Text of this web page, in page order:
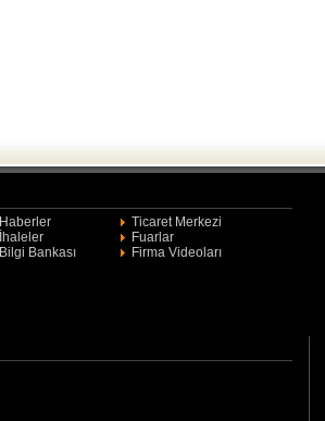
Haberler
Ticaret Merkezi
İhaleler
Fuarlar
Bilgi Bankası
Firma Videoları